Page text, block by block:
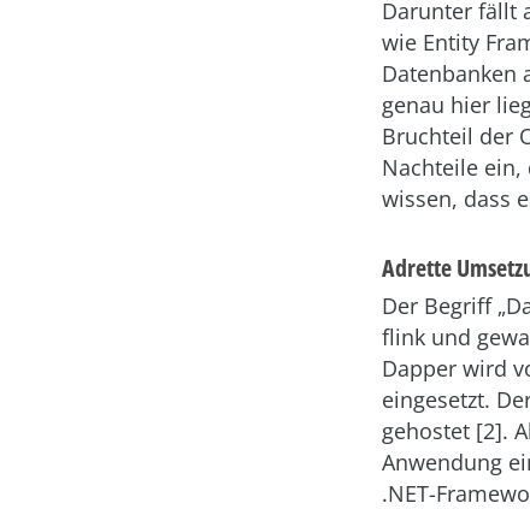
Darunter fällt
wie Entity
Datenbanken
genau hier
Bruchteil der
Nachteile ein,
wissen, dass
Adrette
Der Begriff
flink und
Dapper wird
eingesetzt.
gehostet [2].
Anwendung
.NET-